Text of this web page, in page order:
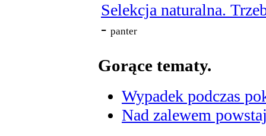
Selekcja naturalna.
- panter
Gorące tematy.
Wypadek podczas
Nad zalewem